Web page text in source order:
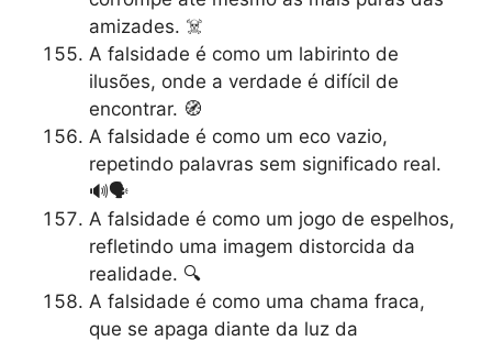
amizades. ☠️
A falsidade é como um labirinto de
ilusões, onde a verdade é difícil de
encontrar. 🧭
A falsidade é como um eco vazio,
repetindo palavras sem significado real.
🔊🗣️
A falsidade é como um jogo de espelhos,
refletindo uma imagem distorcida da
realidade. 🔍
A falsidade é como uma chama fraca,
que se apaga diante da luz da